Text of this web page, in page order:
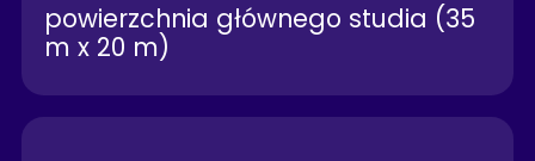
powierzchnia głównego studia (35
m x 20 m)